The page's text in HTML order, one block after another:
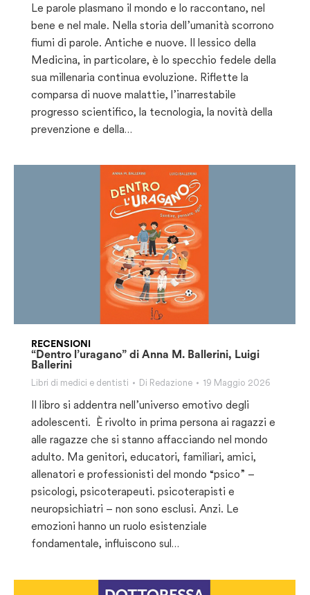
Le parole plasmano il mondo e lo raccontano, nel
bene e nel male. Nella storia dell’umanità scorrono
fiumi di parole. Antiche e nuove. Il lessico della
Medicina, in particolare, è lo specchio fedele della
sua millenaria continua evoluzione. Riflette la
comparsa di nuove malattie, l’inarrestabile
progresso scientifico, la tecnologia, la novità della
prevenzione e della…
RECENSIONI
“Dentro l’uragano” di Anna M. Ballerini, Luigi
Ballerini
Libri di medici e dentisti Di Redazione 19 Maggio 2026
Il libro si addentra nell’universo emotivo degli
adolescenti. È rivolto in prima persona ai ragazzi e
alle ragazze che si stanno affacciando nel mondo
adulto. Ma genitori, educatori, familiari, amici,
allenatori e professionisti del mondo “psico” –
psicologi, psicoterapeuti. psicoterapisti e
neuropsichiatri – non sono esclusi. Anzi. Le
emozioni hanno un ruolo esistenziale
fondamentale, influiscono sul…